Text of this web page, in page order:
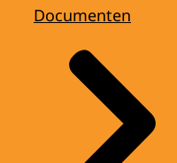
Documenten